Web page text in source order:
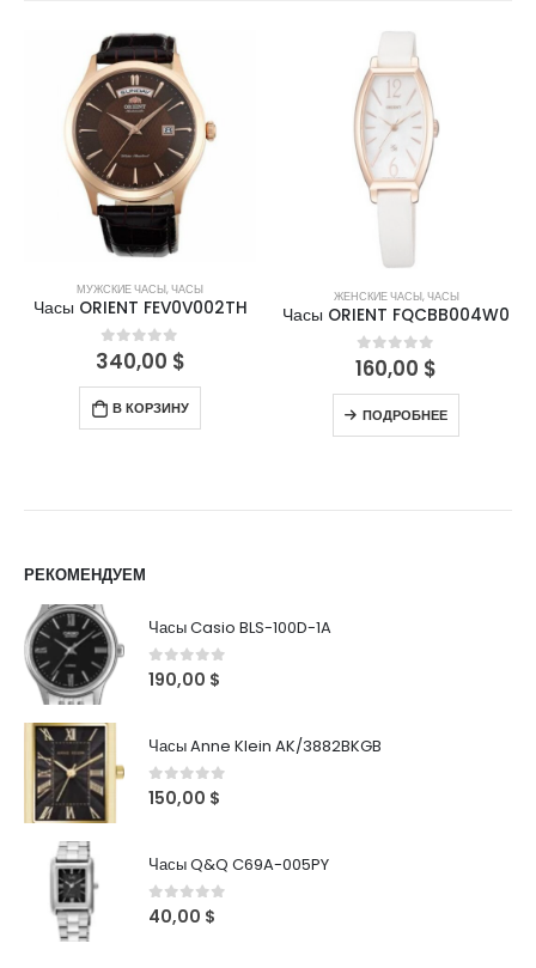
МУЖСКИЕ ЧАСЫ,ЧАСЫ
Часы ORIENT FEV0V002TH
0 out of 5
340,00 $
В КОРЗИНУ
НЕТ В НАЛИЧИИ
ЖЕНСКИЕ ЧАСЫ,ЧАСЫ
Часы ORIENT FQCBB004W0
0out of 5
160,00 $
ПОДРОБНЕЕ
РЕКОМЕНДУЕМ
Часы Casio BLS-100D-1A
0out of 5
190,00 $
Часы Anne Klein AK/3882BKGB
0out of 5
150,00 $
Часы Q&Q C69A-005PY
0 out of 5
40,00 $